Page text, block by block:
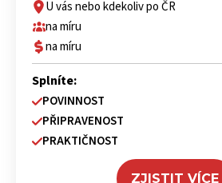
U vás nebo kdekoliv po ČR
na míru
na míru
Splníte:
POVINNOST
PŘIPRAVENOST
PRAKTIČNOST
ZJISTIT VÍCE